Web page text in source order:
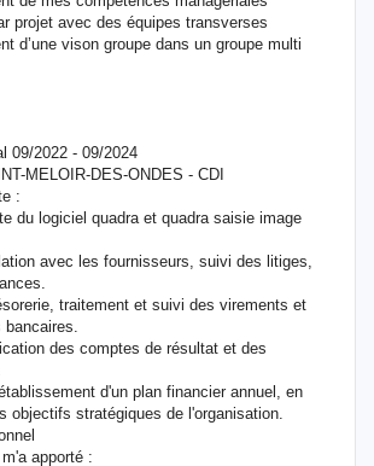
projet avec des équipes transverses
d’une vison groupe dans un groupe multi
09/2022 - 09/2024
MELOIR-DES-ONDES - CDI
:
du logiciel quadra et quadra saisie image
avec les fournisseurs, suivi des litiges,
traitement et suivi des virements et
bancaires.
des comptes de résultat et des
d'un plan financier annuel, en
objectifs stratégiques de l'organisation.
apporté :